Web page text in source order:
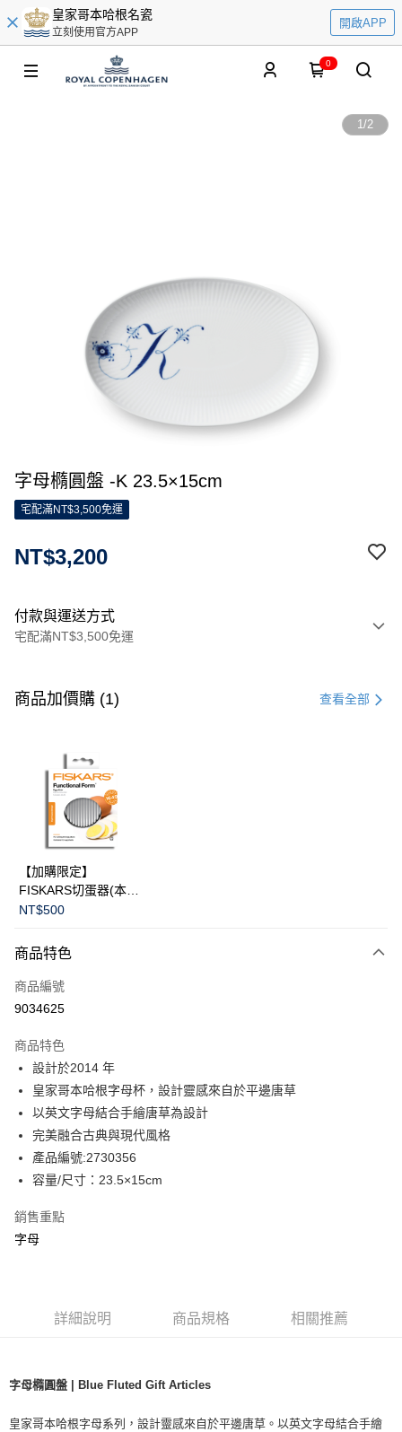
皇家哥本哈根名瓷
立刻使用官方APP
開啟APP
0
1/2
字母橢圓盤 -K 23.5×15cm
宅配滿NT$3,500免運
NT$3,200
付款與運送方式
宅配滿NT$3,500免運
信用卡一次付款
3 期 0 利率 每期
合作金庫商業銀行
華南商業銀行
上海商業儲蓄銀行
國泰世華商業銀行
臺灣中小企業銀行
匯豐（台灣）商業銀行
聯邦商業銀行
元大商業銀行
台新國際商業銀行
LINE Pay
Apple Pay
運送方式
黑貓宅急便
商品加價購 (1) 查看全部
【加購限定】
FISKARS切蛋器(本商
品不提供破損保證)
NT$500
商品特色
商品編號
9034625
商品特色
設計於2014 年
皇家哥本哈根字母杯，設計靈感來自於平邊唐草
以英文字母結合手繪唐草為設計
完美融合古典與現代風格
產品編號:2730356
容量/尺寸：23.5×15cm
銷售重點
字母
詳細說明 商品規格 相關推薦
字母橢圓盤 | Blue Fluted Gift Articles
皇家哥本哈根字母系列，設計靈感來自於平邊唐草。以英文字母結合手繪